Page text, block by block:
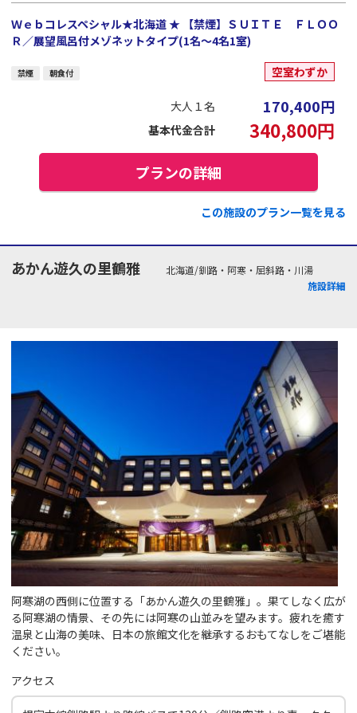
Ｗｅｂコレスペシャル★北海道 ★ 【禁煙】ＳＵＩＴＥ ＦＬＯＯ
Ｒ／展望風呂付メゾネットタイプ(1名～4名1室)
禁煙 朝食付 空室わずか
大人１名 170,400円
基本代金合計 340,800円
プランの詳細
この施設のプラン一覧を見る
あかん遊久の里鶴雅
北海道/釧路・阿寒・屈斜路・川湯
施設詳細
阿寒湖の西側に位置する「あかん遊久の里鶴雅」。果てしなく広が
る阿寒湖の情景、その先には阿寒の山並みを望みます。疲れを癒す
温泉と山海の美味、日本の旅館文化を継承するおもてなしをご堪能
ください。
アクセス